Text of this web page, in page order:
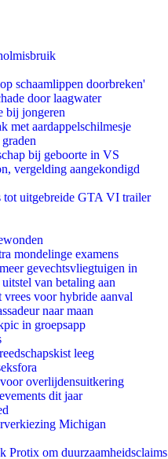
schaamlippen doorbreken'
door laagwater
bij jongeren
met aardappelschilmesje
bij geboorte in VS
vergelding aangekondigd
tot uitgebreide GTA VI trailer
mondelinge examens
gevechtsvliegtuigen in
van betaling aan
voor hybride aanval
naar maan
in groepsapp
leeg
overlijdensuitkering
dit jaar
Michigan
Protix om duurzaamheidsclaims